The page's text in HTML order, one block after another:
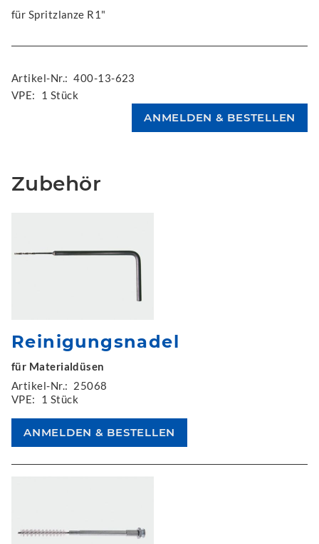
für Spritzlanze R1"
Artikel-Nr.: 400-13-623
VPE:
1 Stück
Zubehör
Reinigungsnadel
für Materialdüsen
Artikel-Nr.: 25068
VPE:
1 Stück